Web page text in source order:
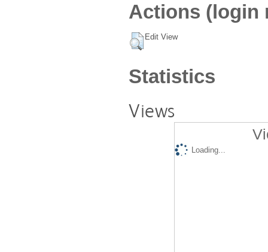
Actions (login
Edit View
Statistics
Views
Loading...